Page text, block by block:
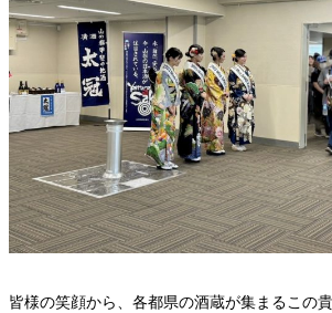
皆様の笑顔から、各都県の酒蔵が集まるこの